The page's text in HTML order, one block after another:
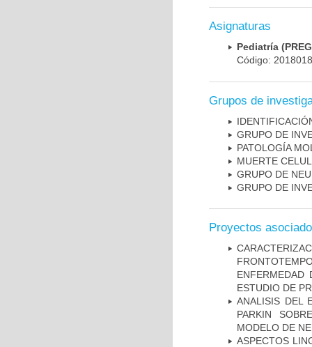
Asignaturas
Pediatría
Código:
Grupos de
GRUPO DE
PATOLOGÍA
MUERTE
GRUPO DE
GRUPO DE
Proyectos
ENFERMEDAD
ESTUDIO DE
ANALISIS DEL
PARKIN
MODELO DE
ASPECTOS